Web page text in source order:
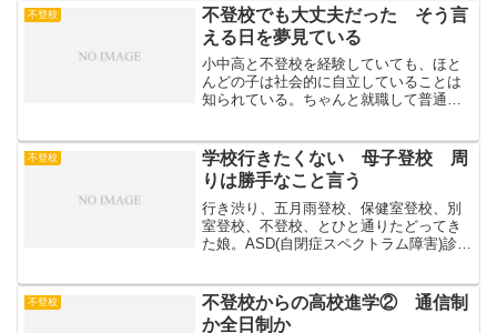
を正解にする、と頼もしい言葉を残して
旅立った。この長男くんに関し...
不登校
不登校でも大丈夫だった そう言
える日を夢見ている
小中高と不登校を経験していても、ほと
んどの子は社会的に自立していることは
知られている。ちゃんと就職して普通に
大丈夫、安心だ、とはならない。学校に
行かない目の前の子を見て...
不登校
学校行きたくない 母子登校 周
りは勝手なこと言う
行き渋り、五月雨登校、保健室登校、別
室登校、不登校、とひと通りたどってき
た娘。ASD(自閉症スペクトラム障害)診断
の日はちゃっかり送迎してもらう交渉を
している)我が家...
不登校
不登校からの高校進学② 通信制
か全日制か